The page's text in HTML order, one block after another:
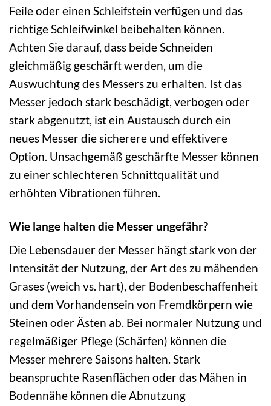
Feile oder einen Schleifstein verfügen und das
richtige Schleifwinkel beibehalten können.
Achten Sie darauf, dass beide Schneiden
gleichmäßig geschärft werden, um die
Auswuchtung des Messers zu erhalten. Ist das
Messer jedoch stark beschädigt, verbogen oder
stark abgenutzt, ist ein Austausch durch ein
neues Messer die sicherere und effektivere
Option. Unsachgemäß geschärfte Messer können
zu einer schlechteren Schnittqualität und
erhöhten Vibrationen führen.
Wie lange halten die Messer ungefähr?
Die Lebensdauer der Messer hängt stark von der
Intensität der Nutzung, der Art des zu mähenden
Grases (weich vs. hart), der Bodenbeschaffenheit
und dem Vorhandensein von Fremdkörpern wie
Steinen oder Ästen ab. Bei normaler Nutzung und
regelmäßiger Pflege (Schärfen) können die
Messer mehrere Saisons halten. Stark
beanspruchte Rasenflächen oder das Mähen in
Bodennähe können die Abnutzung